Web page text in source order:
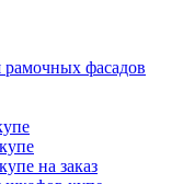
фасадов
на заказ